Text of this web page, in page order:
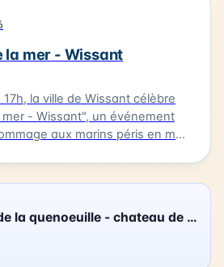
suivie d'une sortie
dépôt de gerbe en mer.
la mer - Wissant
la ville de Wissant célèbre
- Wissant", un événement
aux marins péris en mer.
Cette cérémonie sera
et aura lieu en présence
de pêche traditionnels. Ce
et de commémoration aura
emblématique de la Côte
Hostellerie de la quenoeuille - chateau de ledquent